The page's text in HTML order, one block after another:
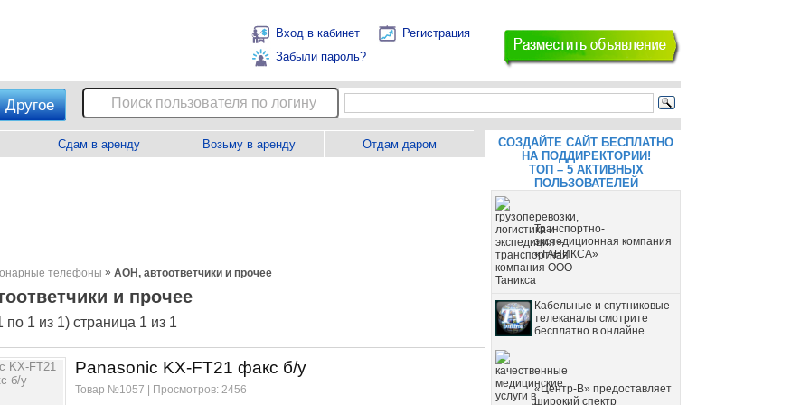
Вход в кабинет
Регистрация
Забыли пароль?
Другое
Сдам в аренду Возьму в аренду Отдам даром
телефоны » АОН, автоответчики и прочее
и прочее
1 из 1) страница 1 из 1
Panasonic KX-FT21 факс б/у
Товар №1057 | Просмотров: 2456
СОЗДАЙТЕ САЙТ БЕСПЛАТНО
НА ПОДДИРЕКТОРИИ!
ТОП – 5 АКТИВНЫХ
ПОЛЬЗОВАТЕЛЕЙ
Транспортно-
экспедиционная компания
«ТАНИКСА»
Кабельные и спутниковые
телеканалы смотрите
бесплатно в онлайне
«Центр-В» предоставляет
широкий спектр